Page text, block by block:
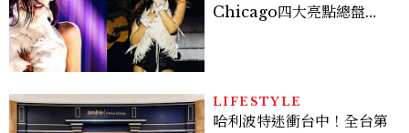
Chicago四大亮點總盤
LIFESTYLE
哈利波特迷衝台中！全台第